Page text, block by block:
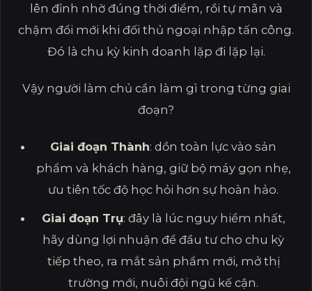
lên đỉnh nhờ đúng thời điểm, rồi tự mãn và
chậm đổi mới khi đối thủ ngoại nhập tấn công.
Đó là chu kỳ kinh doanh lặp đi lặp lại.
Vậy người làm chủ cần làm gì trong từng giai
đoạn?
Giai đoạn Thành: dồn toàn lực vào sản
phẩm và khách hàng, giữ bộ máy gọn nhẹ,
ưu tiên tốc độ học hỏi hơn sự hoàn hảo.
Giai đoạn Trụ: đây là lúc nguy hiểm nhất,
hãy dùng lợi nhuận để đầu tư cho chu kỳ
tiếp theo, ra mắt sản phẩm mới, mở thị
trường mới, nuôi đội ngũ kế cận.